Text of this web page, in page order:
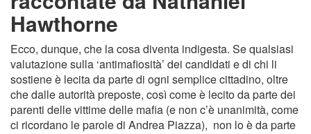
Hawthorne
Ecco, dunque, che la cosa diventa indigesta. Se qualsiasi
valutazione sulla ‘antimafiosità’ dei candidati e di chi li
sostiene è lecita da parte di ogni semplice cittadino, oltre
che dalle autorità preposte, così come è lecito da parte dei
parenti delle vittime delle mafia (e non c’è unanimità, come
ci ricordano le parole di Andrea Piazza), non lo è da parte